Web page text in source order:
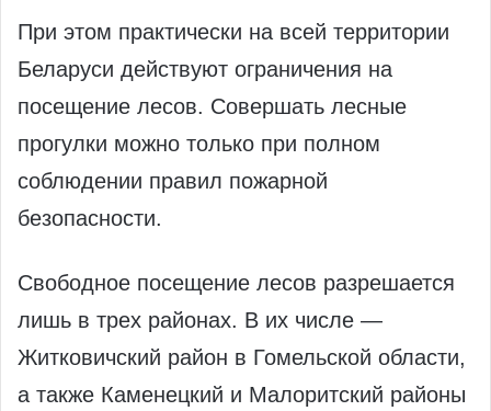
При этом практически на всей территории
Беларуси действуют ограничения на
посещение лесов. Совершать лесные
прогулки можно только при полном
соблюдении правил пожарной
безопасности.
Свободное посещение лесов разрешается
лишь в трех районах. В их числе —
Житковичский район в Гомельской области,
а также Каменецкий и Малоритский районы